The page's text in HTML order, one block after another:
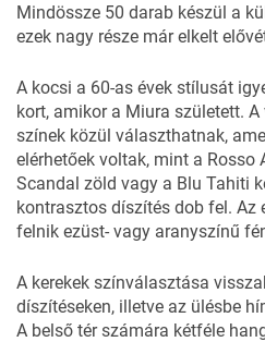
Mindössze 50 darab készül a
ezek nagy része már elkelt
A kocsi a 60-as évek stílusát
kort, amikor a Miura született.
színek közül választhatnak,
elérhetőek voltak, mint a Rosso
Scandal zöld vagy a Blu Tahiti
kontrasztos díszítés dob fel. Az
felnik ezüst- vagy aranyszínű
A kerekek színválasztása
díszítéseken, illetve az ülésbe
A belső tér számára kétféle